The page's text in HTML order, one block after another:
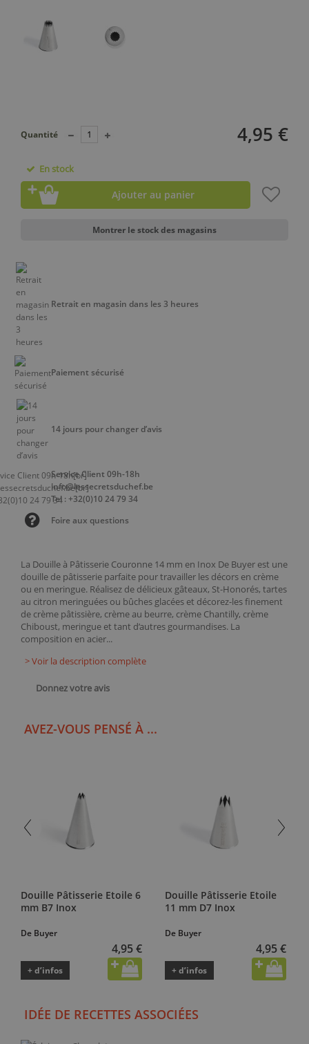
La Douille à Pâtisserie Couronne 14 mm en Inox De Buyer est une
douille de pâtisserie parfaite pour travailler les décors en crème
ou en meringue. Réalisez de délicieux gâteaux, St-Honorés, tartes
au citron meringuées ou bûches glacées et décorez-les finement
de crème pâtissière, crème au beurre, crème Chantilly, crème
Chiboust, meringue et tant d’autres gourmandises. La
composition en acier...
> Voir la description complète
Donnez votre avis
4,95 €
Quantité
En stock
Ajouter au panier
Montrer le stock des magasins
Retrait en magasin dans les 3 heures
Paiement sécurisé
14 jours pour changer d’avis
Service Client 09h-18h
info@lessecretsduchef.be
Tel : +32(0)10 24 79 34
Foire aux questions
AVEZ-VOUS PENSÉ À ...
Douille Pâtisserie Etoile 6
mm B7 Inox
De Buyer
4,95 €
+ d’infos
Douille Pâtisserie Etoile
11 mm D7 Inox
De Buyer
4,95 €
+ d’infos
IDÉE DE RECETTES ASSOCIÉES